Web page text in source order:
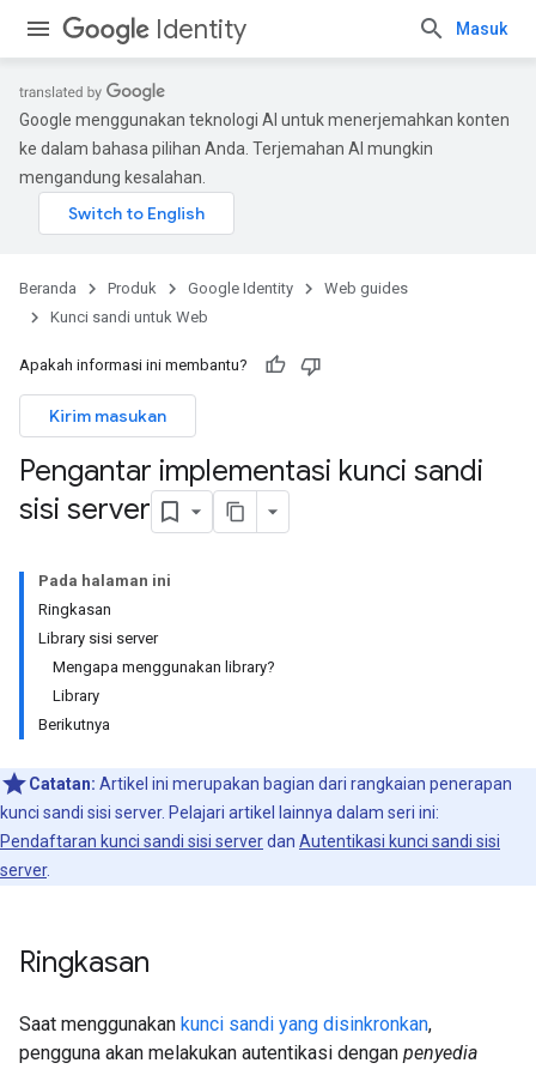
Identity Masuk
Google menggunakan teknologi AI untuk menerjemahkan konten
ke dalam bahasa pilihan Anda. Terjemahan AI mungkin
mengandung kesalahan.
Beranda Produk Google Identity
Web guides
Kunci sandi untuk Web
Apakah informasi ini membantu?
Kirim masukan
Pengantar implementasi kunci sandi
sisi server
Pada halaman ini
Ringkasan
Library sisi server
Mengapa menggunakan library?
Library
Berikutnya
Catatan: Artikel ini merupakan bagian dari rangkaian penerapan
kunci sandi sisi server. Pelajari artikel lainnya dalam seri ini:
Pendaftaran kunci sandi sisi serverdan Autentikasi kunci sandi sisi
server.
Ringkasan
Saat menggunakan kunci sandi yang disinkronkan,
pengguna akan melakukan autentikasi dengan penyedia